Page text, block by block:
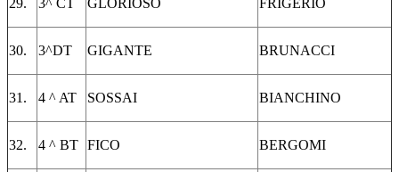
29. 3^ CT GLORIOSO FRIGERIO
30. 3^DT GIGANTE BRUNACCI
31. 4 ^ AT SOSSAI BIANCHINO
32. 4 ^ BT FICO BERGOMI